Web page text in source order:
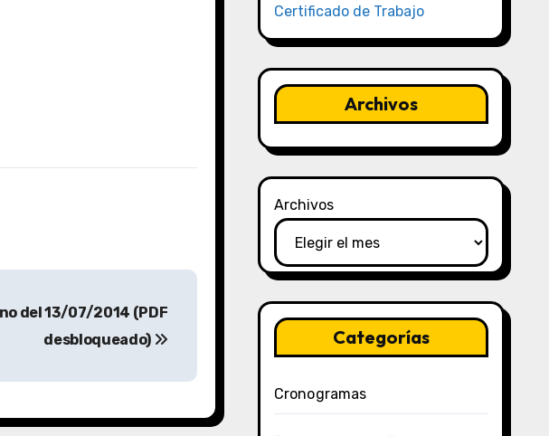
del 13/07/2014 (PDF
desbloqueado)
Certificado de Trabajo
Archivos
Archivos
Categorías
Cronogramas